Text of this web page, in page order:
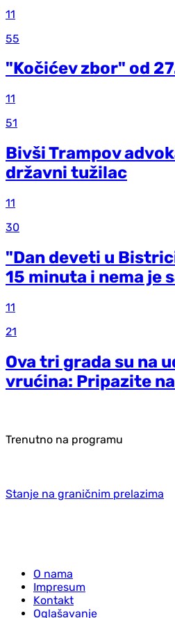
11
55
"Kočićev zbor" od
11
51
Bivši Trampov
državni tužilac
11
30
"Dan deveti u
15 minuta i nema je
11
21
Ova tri grada su na
vrućina: Pripazite
Trenutno na programu
Stanje na graničnim prelazima
O nama
Impresum
Kontakt
Oglašavanje